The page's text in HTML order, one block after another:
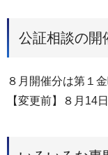
公証相談の開
８月開催分は第１
【変更前】８月14